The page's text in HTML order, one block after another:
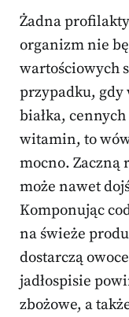
Żadna
organizm nie
wartościowych
przypadku, gdy
białka,
witamin, to
mocno. Zaczną
może nawet
Komponując
na świeże
dostarczą
jadłospisie
zbożowe, a